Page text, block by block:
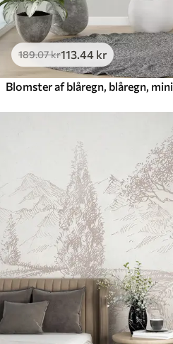
189.07kr113.44 kr